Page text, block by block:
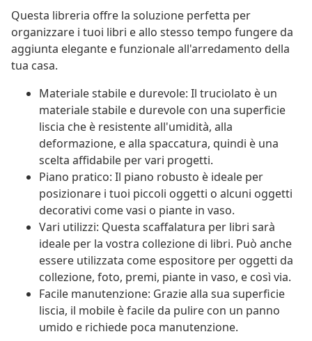
Questa libreria offre la soluzione perfetta per
organizzare i tuoi libri e allo stesso tempo fungere da
aggiunta elegante e funzionale all'arredamento della
tua casa.
Materiale stabile e durevole: Il truciolato è un
materiale stabile e durevole con una superficie
liscia che è resistente all'umidità, alla
deformazione, e alla spaccatura, quindi è una
scelta affidabile per vari progetti.
Piano pratico: Il piano robusto è ideale per
posizionare i tuoi piccoli oggetti o alcuni oggetti
decorativi come vasi o piante in vaso.
Vari utilizzi: Questa scaffalatura per libri sarà
ideale per la vostra collezione di libri. Può anche
essere utilizzata come espositore per oggetti da
collezione, foto, premi, piante in vaso, e così via.
Facile manutenzione: Grazie alla sua superficie
liscia, il mobile è facile da pulire con un panno
umido e richiede poca manutenzione.